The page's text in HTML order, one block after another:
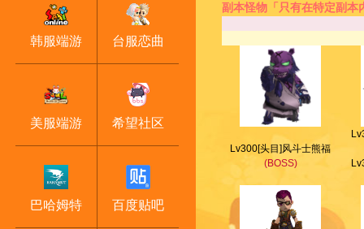
韩服端游 台服恋曲
美服端游 希望社区
巴哈姆特 百度贴吧
副本怪物「只有在特定副本
Lv300[头目]风斗士熊福
(BOSS)